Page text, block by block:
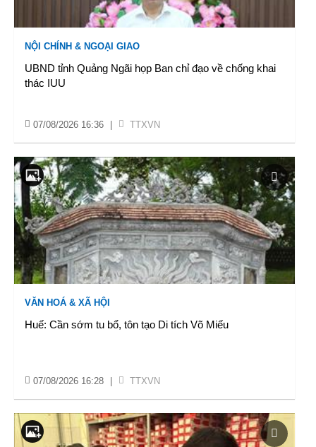
NỘI CHÍNH & NGOẠI GIAO
UBND tỉnh Quảng Ngãi họp Ban chỉ đạo về chống khai
thác IUU
07/08/2026 16:36 TTXVN
VĂN HOÁ & XÃ HỘI
Huế: Cần sớm tu bổ, tôn tạo Di tích Võ Miếu
07/08/2026 16:28 TTXVN